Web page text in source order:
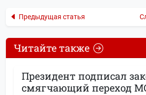
Предыдущая статья
Читайте также
Президент подписал
смягчающий переход